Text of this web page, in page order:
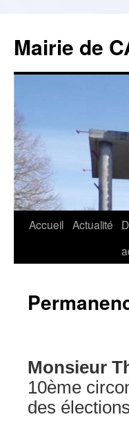
Mairie de
Aller
Accueil Actualité
Monsieur
10ème
des